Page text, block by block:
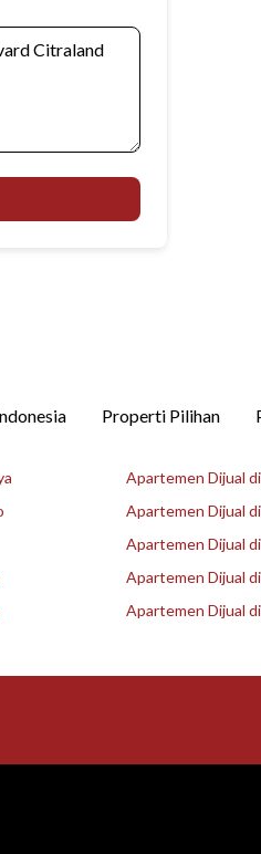
Properti Pilihan
Apartemen Dijual
Apartemen Dijual
Apartemen Dijual
Apartemen Dijual
Apartemen Dijual